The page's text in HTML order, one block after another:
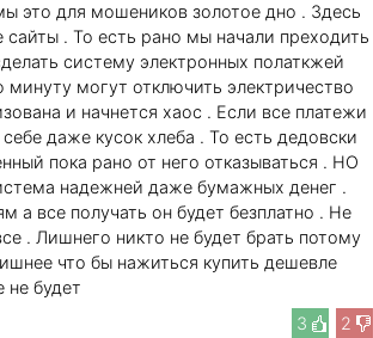
это для мошеников золотое дно . Здесь
. То есть рано мы начали преходить
систему электронных полаткжей
могут отключить электричество
и начнется хаос . Если все платежи
даже кусок хлеба . То есть дедовски
пока рано от него отказываться . НО
надежней даже бумажных денег .
а все получать он будет безплатно . Не
. Лишнего никто не будет брать потому
что бы нажиться купить дешевле
не будет
3
2